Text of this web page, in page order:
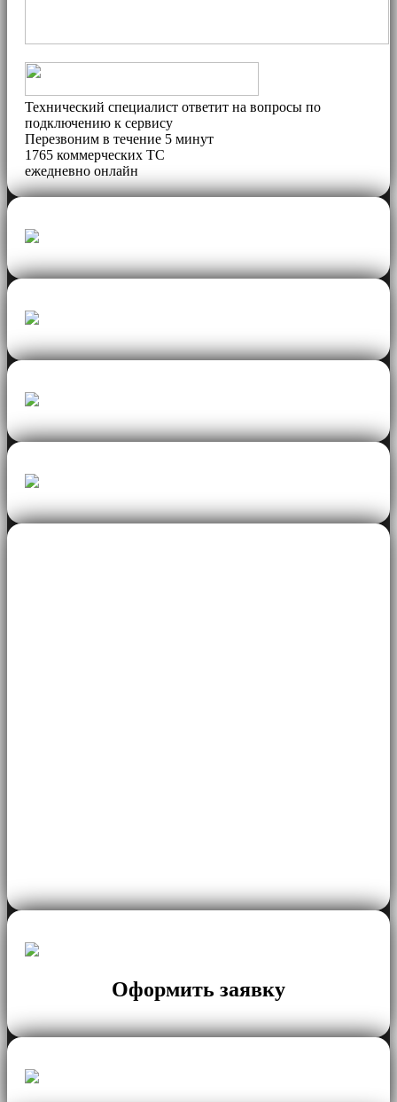
Технический специалист ответит на вопросы по
подключению к сервису
Перезвоним в течение 5 минут
1765 коммерческих ТС
ежедневно онлайн
Оформить заявку